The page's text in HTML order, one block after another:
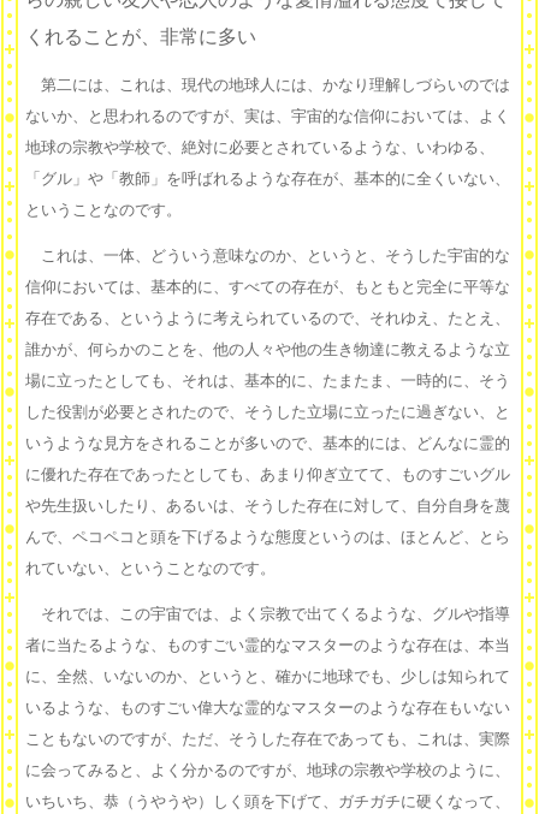
くれることが、非常に多い
第二には、これは、現代の地球人には、かなり理解しづらいのでは
ないか、と思われるのですが、実は、宇宙的な信仰においては、よく
地球の宗教や学校で、絶対に必要とされているような、いわゆる、
「グル」や「教師」を呼ばれるような存在が、基本的に全くいない、
ということなのです。
これは、一体、どういう意味なのか、というと、そうした宇宙的な
信仰においては、基本的に、すべての存在が、もともと完全に平等な
存在である、というように考えられているので、それゆえ、たとえ、
誰かが、何らかのことを、他の人々や他の生き物達に教えるような立
場に立ったとしても、それは、基本的に、たまたま、一時的に、そう
した役割が必要とされたので、そうした立場に立ったに過ぎない、と
いうような見方をされることが多いので、基本的には、どんなに霊的
に優れた存在であったとしても、あまり仰ぎ立てて、ものすごいグル
や先生扱いしたり、あるいは、そうした存在に対して、自分自身を蔑
んで、ペコペコと頭を下げるような態度というのは、ほとんど、とら
れていない、ということなのです。
それでは、この宇宙では、よく宗教で出てくるような、グルや指導
者に当たるような、ものすごい霊的なマスターのような存在は、本当
に、全然、いないのか、というと、確かに地球でも、少しは知られて
いるような、ものすごい偉大な霊的なマスターのような存在もいない
こともないのですが、ただ、そうした存在であっても、これは、実際
に会ってみると、よく分かるのですが、地球の宗教や学校のように、
いちいち、恭（うやうや）しく頭を下げて、ガチガチに硬くなって、